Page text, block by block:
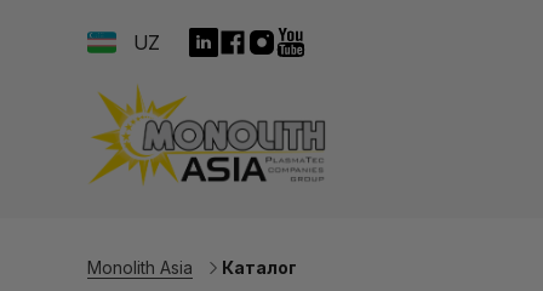
UZ
Monolith Asia Каталог